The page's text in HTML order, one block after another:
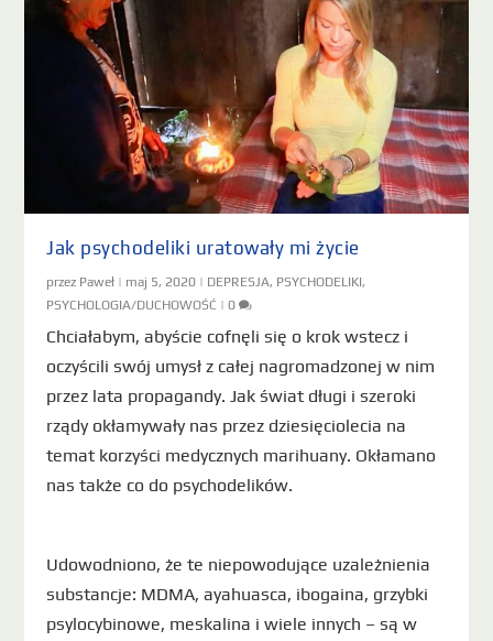
Jak psychodeliki uratowały mi życie
przez Paweł | maj 5, 2020 | DEPRESJA, PSYCHODELIKI,
PSYCHOLOGIA/DUCHOWOŚĆ |0
Chciałabym, abyście cofnęli się o krok wstecz i
oczyścili swój umysł z całej nagromadzonej w nim
przez lata propagandy. Jak świat długi i szeroki
rządy okłamywały nas przez dziesięciolecia na
temat korzyści medycznych marihuany. Okłamano
nas także co do psychodelików.
Udowodniono, że te niepowodujące uzależnienia
substancje: MDMA, ayahuasca, ibogaina, grzybki
psylocybinowe, meskalina i wiele innych – są w